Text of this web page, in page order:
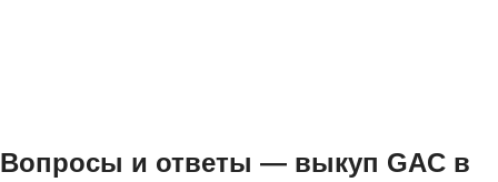
Вопросы и ответы — выкуп GAC в